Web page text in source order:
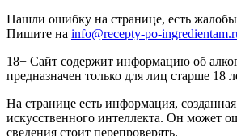
Нашли ошибку на странице, есть
Пишите на info@recepty-po-
18+ Сайт содержит информацию об
предназначен только для лиц старше 18
На странице есть информация,
искусственного интеллекта. Он может
сведения стоит перепроверять.